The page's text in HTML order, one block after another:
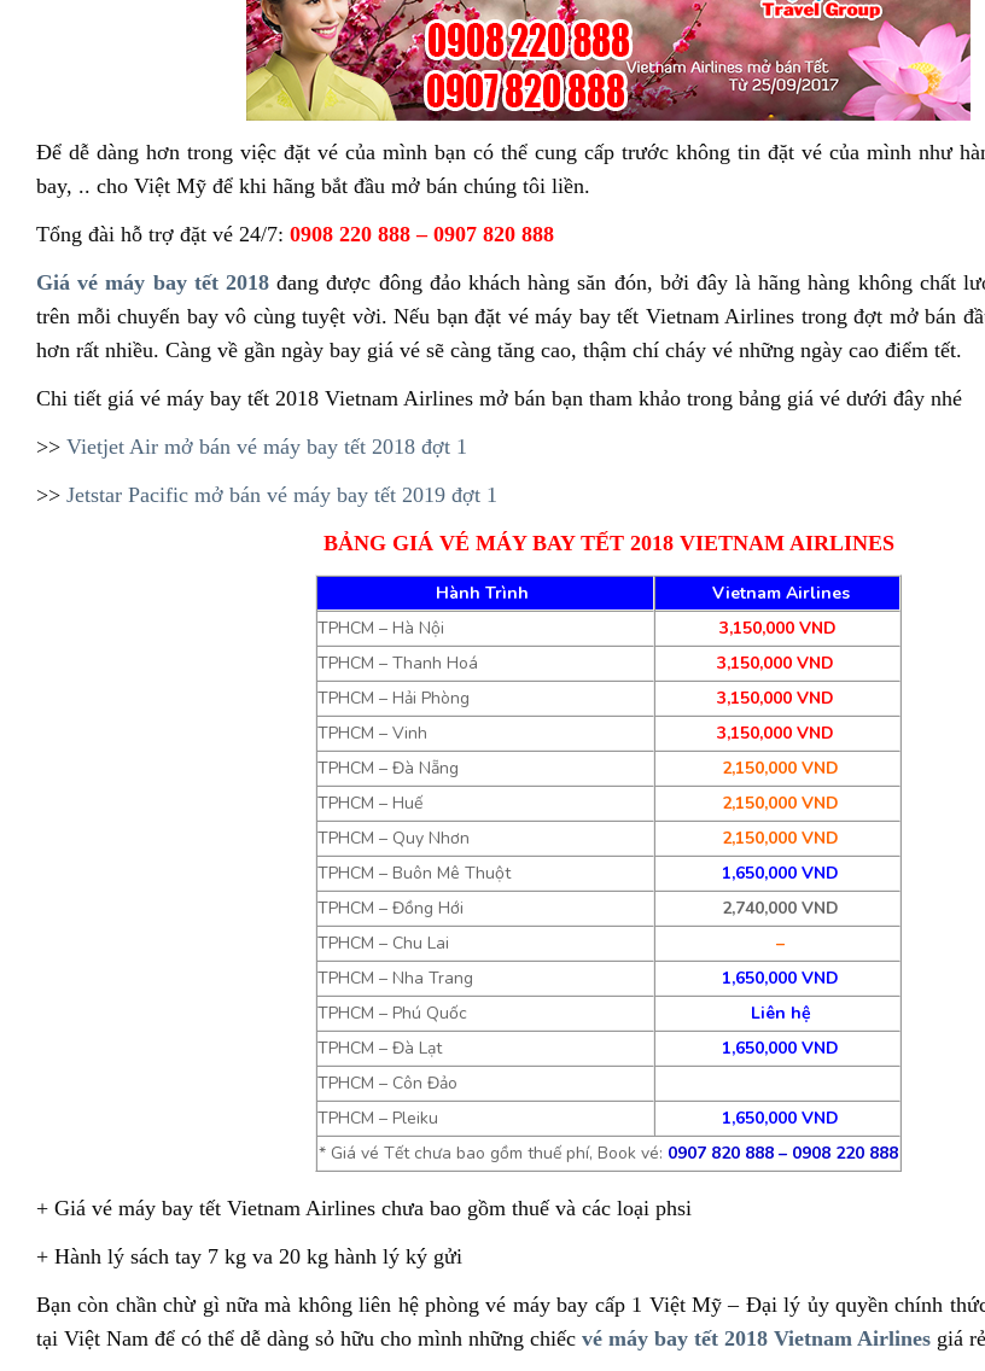
Để dễ dàng hơn trong việc đặt vé của mình bạn có thể cung cấp trước không tin đặt vé của mình như
bay, .. cho Việt Mỹ để khi hãng bắt đầu mở bán chúng tôi liền.
Tổng đài hỗ trợ đặt vé 24/7: 0908 220 888 – 0907 820 888
Giá vé máy bay tết 2018đang được đông đảo khách hàng săn đón, bởi đây là hãng hàng không chất
trên mỗi chuyến bay vô cùng tuyệt vời. Nếu bạn đặt vé máy bay tết Vietnam Airlines trong đợt mở bán
hơn rất nhiều. Càng về gần ngày bay giá vé sẽ càng tăng cao, thậm chí cháy vé những ngày cao điểm tết.
Chi tiết giá vé máy bay tết 2018 Vietnam Airlines mở bán bạn tham khảo trong bảng giá vé dưới đây nhé
>> Vietjet Air mở bán vé máy bay tết 2018 đợt 1
>> Jetstar Pacific mở bán vé máy bay tết 2019 đợt 1
BẢNG GIÁ VÉ MÁY BAY TẾT 2018 VIETNAM AIRLINES
Hành Trình
Vietnam Airlines
TPHCM – Hà Nội
3,150,000 VND
TPHCM – Thanh Hoá
3,150,000 VND
TPHCM – Hải Phòng
3,150,000 VND
TPHCM – Vinh
3,150,000 VND
TPHCM – Đà Nẵng
2,150,000 VND
TPHCM – Huế
2,150,000 VND
TPHCM – Quy Nhơn
2,150,000 VND
TPHCM – Buôn Mê Thuột
1,650,000 VND
TPHCM – Đồng Hới
2,740,000 VND
TPHCM – Chu Lai
–
TPHCM – Nha Trang
1,650,000 VND
TPHCM – Phú Quốc
Liên hệ
TPHCM – Đà Lạt
1,650,000 VND
TPHCM – Côn Đảo
TPHCM – Pleiku
1,650,000 VND
* Giá vé Tết chưa bao gồm thuế phí, Book vé: 0907 820 888 – 0908 220 888
+ Giá vé máy bay tết Vietnam Airlines chưa bao gồm thuế và các loại phsi
+ Hành lý sách tay 7 kg va 20 kg hành lý ký gửi
Bạn còn chần chừ gì nữa mà không liên hệ phòng vé máy bay cấp 1 Việt Mỹ – Đại lý ủy quyền chính
tại Việt Nam để có thể dễ dàng sỏ hữu cho mình những chiếc vé máy bay tết 2018 Vietnam Airlines giá